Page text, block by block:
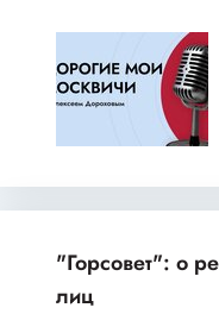
"Горсовет": о
лиц